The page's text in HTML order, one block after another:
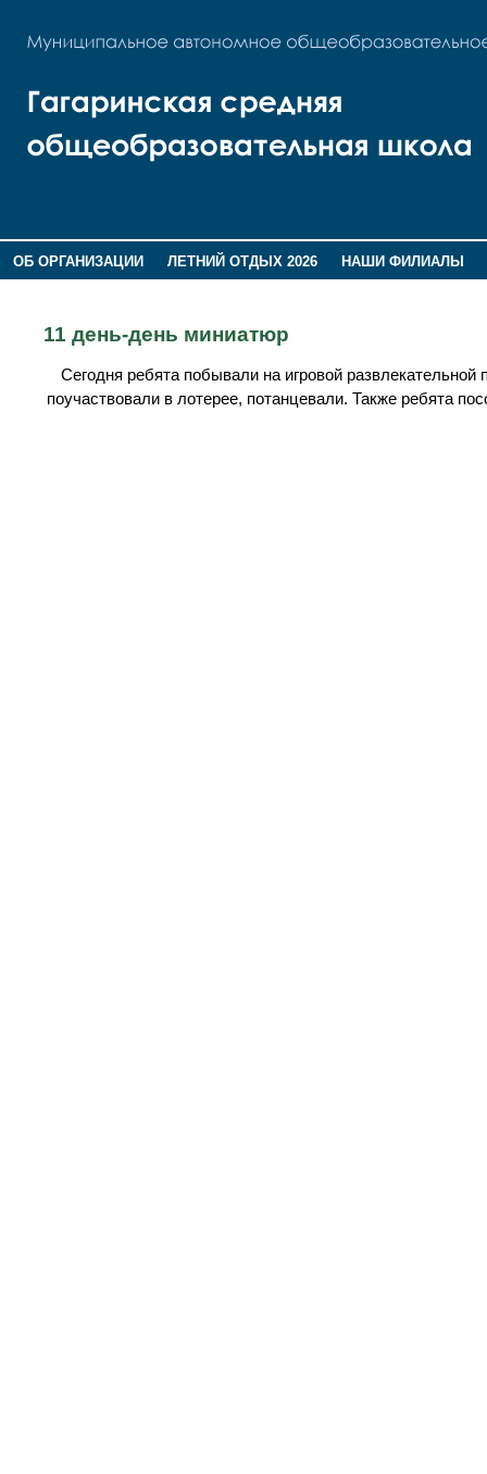
ОБ ОРГАНИЗАЦИИ ЛЕТНИЙ ОТДЫХ 2026
НАШИ ФИЛИАЛЫ
11 день-день миниатюр
Сегодня ребята побывали на игровой
поучаствовали в лотерее, потанцевали. Также ребята